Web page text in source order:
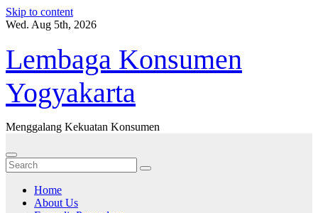
Skip to content
Wed. Aug 5th, 2026
Lembaga Konsumen
Yogyakarta
Menggalang Kekuatan Konsumen
Home
About Us